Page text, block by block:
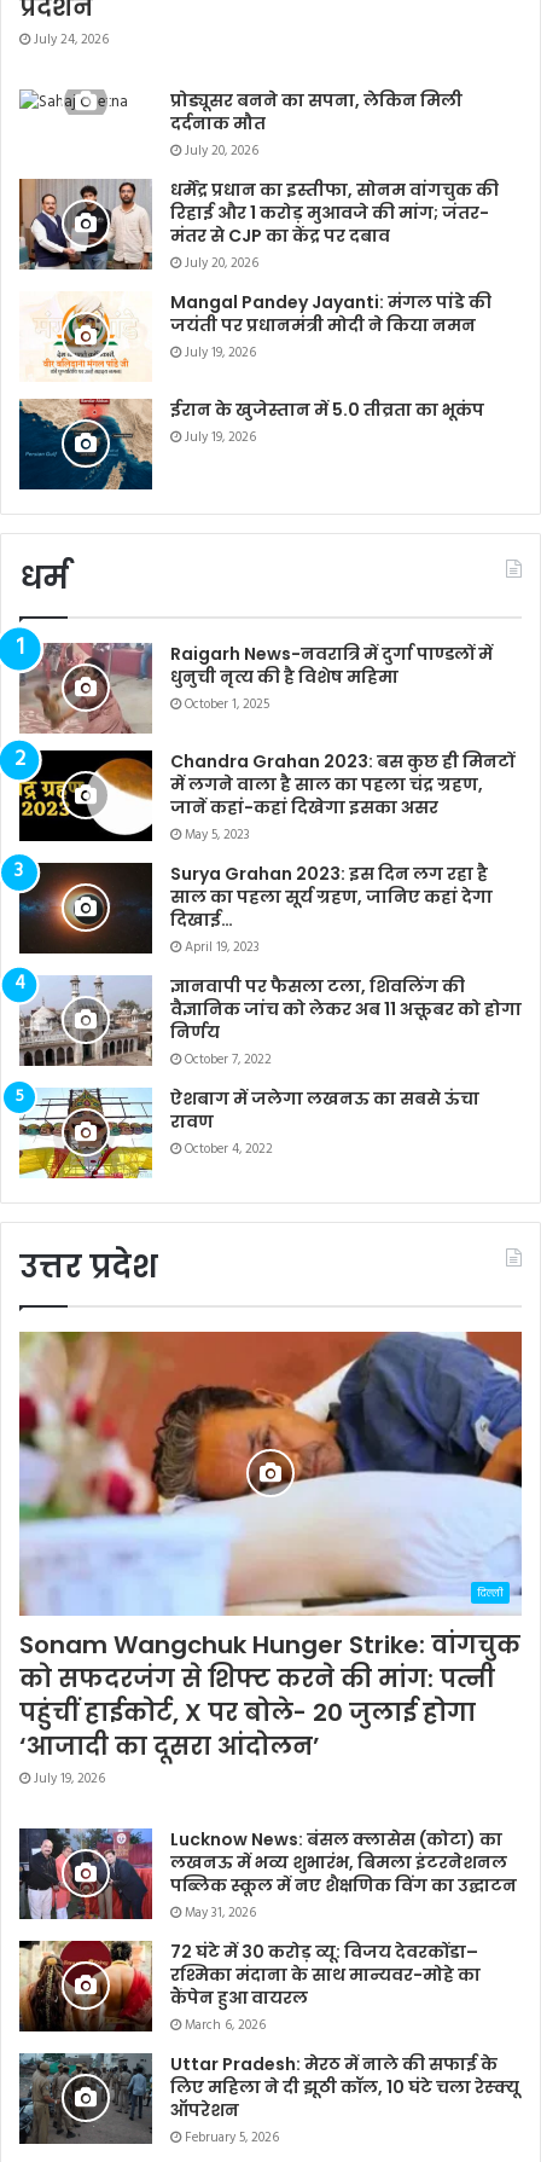
प्रदर्शन
July 24, 2026
प्रोड्यूसर बनने का सपना, लेकिन मिली
दर्दनाक मौत
July 20, 2026
धर्मेंद्र प्रधान का इस्तीफा, सोनम वांगचुक की
रिहाई और 1 करोड़ मुआवजे की मांग; जंतर-
मंतर से CJP का केंद्र पर दबाव
July 20, 2026
Mangal Pandey Jayanti: मंगल पांडे की
जयंती पर प्रधानमंत्री मोदी ने किया नमन
July 19, 2026
ईरान के खुजेस्तान में 5.0 तीव्रता का भूकंप
July 19, 2026
धर्म
Raigarh News-नवरात्रि में दुर्गा पाण्डलों में
धुनुची नृत्य की है विशेष महिमा
October 1, 2025
Chandra Grahan 2023: बस कुछ ही मिनटों
में लगने वाला है साल का पहला चंद्र ग्रहण,
जानें कहां-कहां दिखेगा इसका असर
May 5, 2023
Surya Grahan 2023: इस दिन लग रहा है
साल का पहला सूर्य ग्रहण, जानिए कहां देगा
दिखाई…
April 19, 2023
ज्ञानवापी पर फैसला टला, शिवलिंग की
वैज्ञानिक जांच को लेकर अब 11 अक्तूबर को होगा
निर्णय
October 7, 2022
ऐशबाग में जलेगा लखनऊ का सबसे ऊंचा
रावण
October 4, 2022
उत्तर प्रदेश
दिल्ली
Sonam Wangchuk Hunger Strike: वांगचुक
को सफदरजंग से शिफ्ट करने की मांग: पत्नी
पहुंचीं हाईकोर्ट, X पर बोले- 20 जुलाई होगा
‘आजादी का दूसरा आंदोलन’
July 19, 2026
Lucknow News: बंसल क्लासेस (कोटा) का
लखनऊ में भव्य शुभारंभ, बिमला इंटरनेशनल
पब्लिक स्कूल में नए शैक्षणिक विंग का उद्घाटन
May 31, 2026
72 घंटे में 30 करोड़ व्यू: विजय देवरकोंडा–
रश्मिका मंदाना के साथ मान्यवर-मोहे का
कैंपेन हुआ वायरल
March 6, 2026
Uttar Pradesh: मेरठ में नाले की सफाई के
लिए महिला ने दी झूठी कॉल, 10 घंटे चला रेस्क्यू
ऑपरेशन
February 5, 2026